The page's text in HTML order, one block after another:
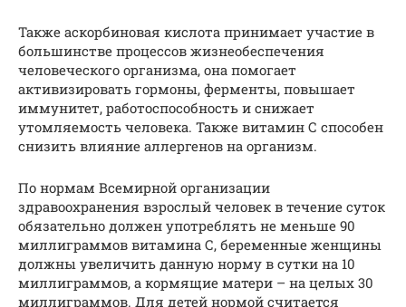
Также аскорбиновая кислота принимает участие в
большинстве процессов жизнеобеспечения
человеческого организма, она помогает
активизировать гормоны, ферменты, повышает
иммунитет, работоспособность и снижает
утомляемость человека. Также витамин С способен
снизить влияние аллергенов на организм.
По нормам Всемирной организации
здравоохранения взрослый человек в течение суток
обязательно должен употреблять не меньше 90
миллиграммов витамина С, беременные женщины
должны увеличить данную норму в сутки на 10
миллиграммов, а кормящие матери – на целых 30
миллиграммов. Для детей нормой считается